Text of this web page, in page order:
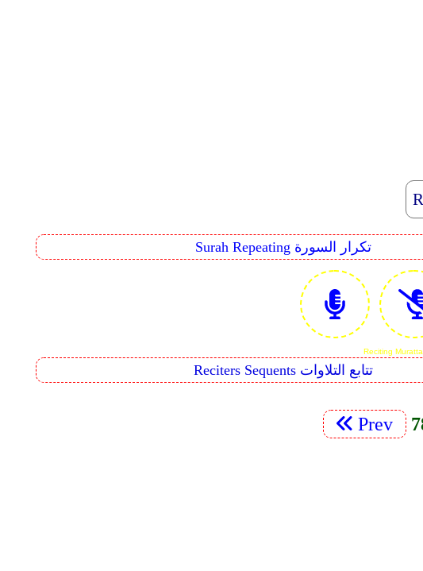
Surah Repeating تكرار السورة
Reciters Sequents تتابع التلاوات
Prev